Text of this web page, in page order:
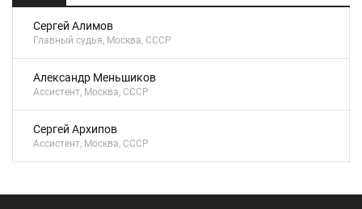
Сергей Алимов
Главный судья, Москва, СССР
Александр Меньшиков
Ассистент, Москва, СССР
Сергей Архипов
Ассистент, Москва, СССР